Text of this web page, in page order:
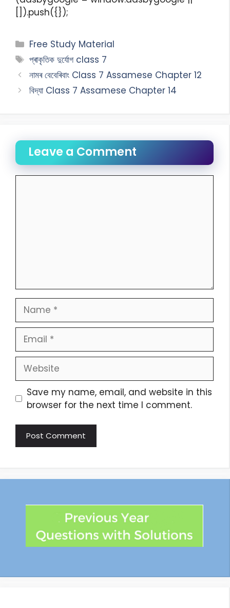
[]).push({});
Free Study Material
প্ৰাকৃতিক দুৰ্যোগ class 7
নামৰ বেবেৰিবাং Class 7 Assamese Chapter 12
বিদ্যা Class 7 Assamese Chapter 14
Leave a Comment
Save my name, email, and website in this
browser for the next time I comment.